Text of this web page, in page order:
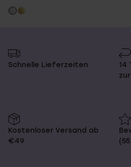
Schnelle Lieferzeiten
14
Kostenloser Versand ab
€49